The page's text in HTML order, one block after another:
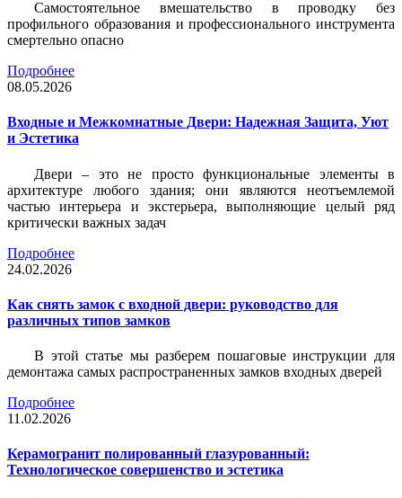
Самостоятельное вмешательство в проводку без
профильного образования и профессионального инструмента
смертельно опасно
Подробнее
08.05.2026
Входные и Межкомнатные Двери: Надежная Защита, Уют
и Эстетика
Двери – это не просто функциональные элементы в
архитектуре любого здания; они являются неотъемлемой
частью интерьера и экстерьера, выполняющие целый ряд
критически важных задач
Подробнее
24.02.2026
Как снять замок с входной двери: руководство для
различных типов замков
В этой статье мы разберем пошаговые инструкции для
демонтажа самых распространенных замков входных дверей
Подробнее
11.02.2026
Керамогранит полированный глазурованный:
Технологическое совершенство и эстетика